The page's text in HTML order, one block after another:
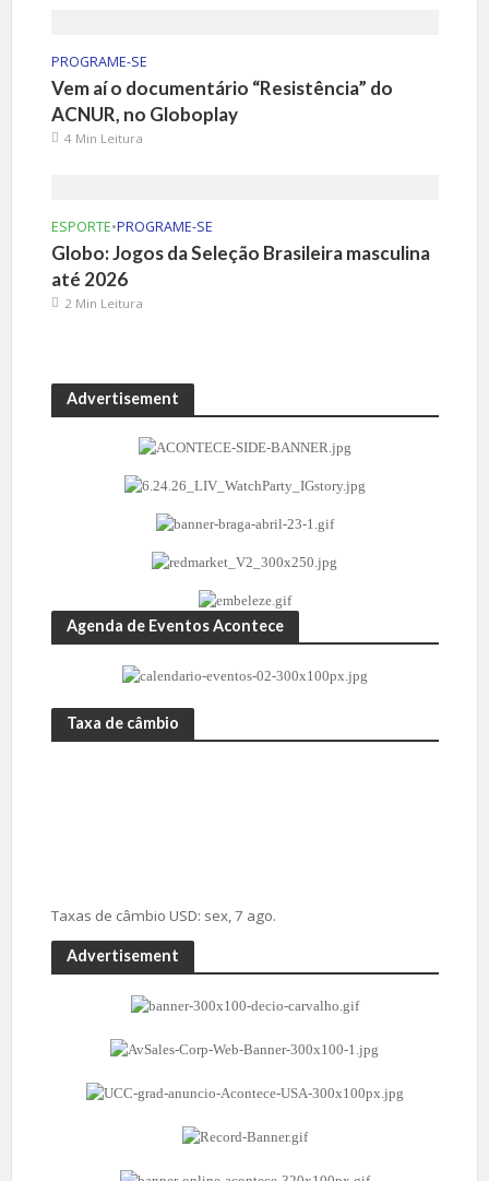
PROGRAME-SE
Vem aí o documentário “Resistência” do
ACNUR, no Globoplay
4 Min Leitura
ESPORTE•PROGRAME-SE
Globo: Jogos da Seleção Brasileira masculina
até 2026
2 Min Leitura
Advertisement
Agenda de Eventos Acontece
Taxa de câmbio
Taxas de câmbio USD: sex, 7 ago.
Advertisement